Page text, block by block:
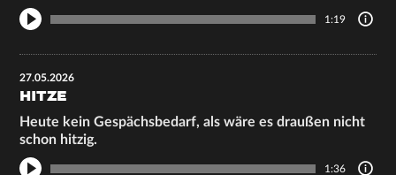
1:19
27.05.2026
HITZE
Heute kein Gespächsbedarf, als wäre es draußen nicht
schon hitzig.
1:36